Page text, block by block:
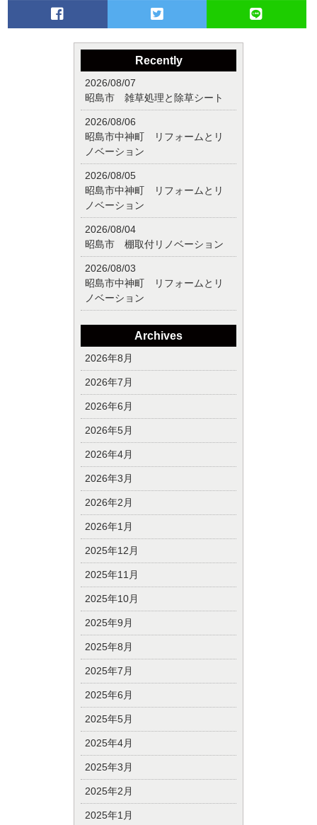
Recently
2026/08/07
昭島市 雑草処理と除草シート
2026/08/06
昭島市中神町 リフォームとリ
ノベーション
2026/08/05
昭島市中神町 リフォームとリ
ノベーション
2026/08/04
昭島市 棚取付リノベーション
2026/08/03
昭島市中神町 リフォームとリ
ノベーション
Archives
2026年8月
2026年7月
2026年6月
2026年5月
2026年4月
2026年3月
2026年2月
2026年1月
2025年12月
2025年11月
2025年10月
2025年9月
2025年8月
2025年7月
2025年6月
2025年5月
2025年4月
2025年3月
2025年2月
2025年1月